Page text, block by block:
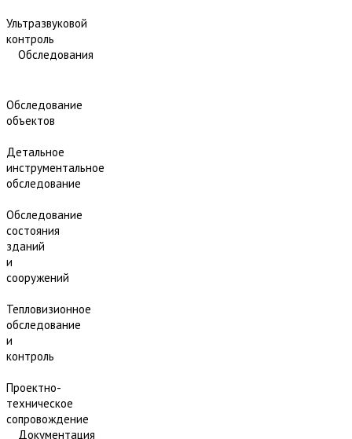
Ультразвуковой
контроль
Обследования
Обследование
объектов
Детальное
инструментальное
обследование
Обследование
состояния
зданий
и
сооружений
Тепловизионное
обследование
и
контроль
Проектно-
техническое
сопровождение
Документация